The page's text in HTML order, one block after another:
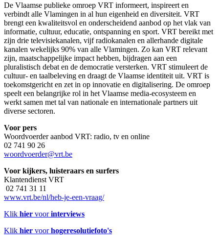
De Vlaamse publieke omroep VRT informeert, inspireert en
verbindt alle Vlamingen in al hun eigenheid en diversiteit. VRT
brengt een kwaliteitsvol en onderscheidend aanbod op het vlak van
informatie, cultuur, educatie, ontspanning en sport. VRT bereikt met
zijn drie televisiekanalen, vijf radiokanalen en allerhande digitale
kanalen wekelijks 90% van alle Vlamingen. Zo kan VRT relevant
zijn, maatschappelijke impact hebben, bijdragen aan een
pluralistisch debat en de democratie versterken. VRT stimuleert de
cultuur- en taalbeleving en draagt de Vlaamse identiteit uit. VRT is
toekomstgericht en zet in op innovatie en digitalisering. De omroep
speelt een belangrijke rol in het Vlaamse media-ecosysteem en
werkt samen met tal van nationale en internationale partners uit
diverse sectoren.
Voor pers
Woordvoerder aanbod VRT: radio, tv en online
02 741 90 26
woordvoerder@vrt.be
Voor kijkers, luisteraars en surfers
Klantendienst VRT
02 741 31 11
www.vrt.be/nl/heb-je-een-vraag/
Klik hier voorinterviews
Klik hier voorhogeresolutiefoto's